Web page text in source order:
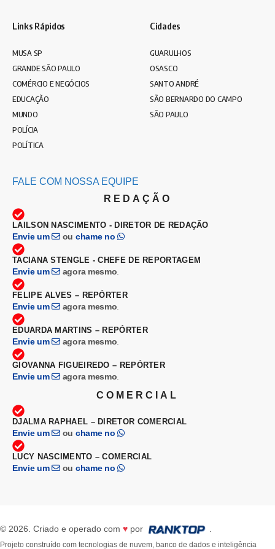
Links Rápidos
MUSA SP
GRANDE SÃO PAULO
COMÉRCIO E NEGÓCIOS
EDUCAÇÃO
MUNDO
POLÍCIA
POLÍTICA
Cidades
GUARULHOS
OSASCO
SANTO ANDRÉ
SÃO BERNARDO DO CAMPO
SÃO PAULO
FALE COM NOSSA EQUIPE
REDAÇÃO
LAILSON NASCIMENTO - DIRETOR DE REDAÇÃO
Envie um ou chame no
TACIANA STENGLE - CHEFE DE REPORTAGEM
Envie um agora mesmo
FELIPE ALVES – REPÓRTER
Envie um agora mesmo
EDUARDA MARTINS – REPÓRTER
Envie um agora mesmo
GIOVANNA FIGUEIREDO – REPÓRTER
Envie um agora mesmo
COMERCIAL
DJALMA RAPHAEL – DIRETOR COMERCIAL
Envie um ou chame no
LUCY NASCIMENTO – COMERCIAL
Envie um ou chame no
© 2026. Criado e operado com ♥ por
Projeto construído com tecnologias de nuvem, banco de dados e inteligência